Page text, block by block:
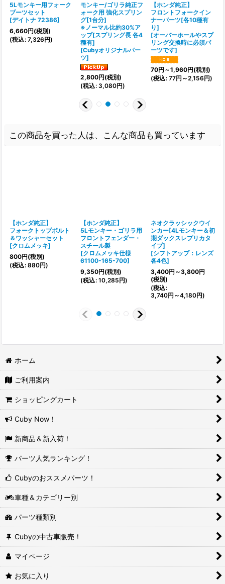
5Lモンキー用フォーク
ブーツセット
[デイトナ 72386]
6,660円(税別)
(税込: 7,326円)
モンキー/ゴリラ純正フ
ォーク用 強化スプリン
グ[1台分]
※ノーマル比約30%ア
ップ[スプリング長 各4
種有]
[Cubyオリジナルパー
ツ]
2,800円(税別)
(税込: 3,080円)
【ホンダ純正】
フロントフォークイン
ナーパーツ[各10種有
り]
[オーバーホールやスプ
リング交換時に必須パ
ーツです]
70円 ～1,960円(税別)
(税込: 77円 ～2,156円)
この商品を買った人は、こんな商品も買っています
【ホンダ純正】
フォークトップボルト
＆ワッシャーセット
[クロムメッキ]
800円(税別)
(税込: 880円)
【ホンダ純正】
5Lモンキー・ゴリラ用
フロントフェンダー・
スチール製
[クロムメッキ仕様
61100-165-700]
9,350円(税別)
(税込: 10,285円)
ネオクラッシックウイ
ンカー[4Lモンキー＆初
期ダックスレプリカタ
イプ]
[シフトアップ：レンズ
各4色]
3,400円 ～3,800円
(税別)
(税込:
3,740円 ～4,180円)
ホーム
ご利用案内
ショッピングカート
Cuby Now！
新商品＆新入荷！
パーツ人気ランキング！
Cubyのおススメパーツ！
車種＆カテゴリー別
パーツ種類別
Cubyの中古車販売！
マイページ
お気に入り